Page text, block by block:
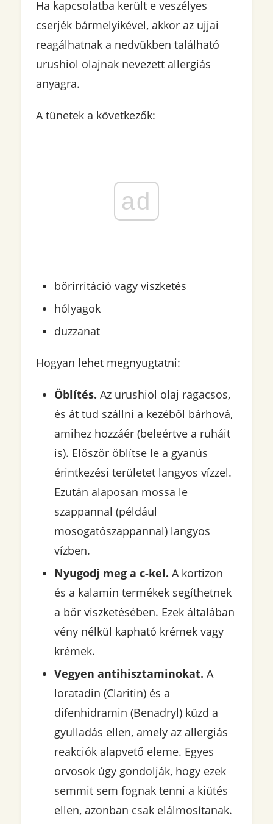
Ha kapcsolatba került e veszélyes
cserjék bármelyikével, akkor az ujjai
reagálhatnak a nedvükben található
urushiol olajnak nevezett allergiás
anyagra.
A tünetek a következők:
ad
bőrirritáció vagy viszketés
hólyagok
duzzanat
Hogyan lehet megnyugtatni:
Öblítés. Az urushiol olaj ragacsos,
és át tud szállni a kezéből bárhová,
amihez hozzáér (beleértve a ruháit
is). Először öblítse le a gyanús
érintkezési területet langyos vízzel.
Ezután alaposan mossa le
szappannal (például
mosogatószappannal) langyos
vízben.
Nyugodj meg a c-kel. A kortizon
és a kalamin termékek segíthetnek
a bőr viszketésében. Ezek általában
vény nélkül kapható krémek vagy
krémek.
Vegyen antihisztaminokat. A
loratadin (Claritin) és a
difenhidramin (Benadryl) küzd a
gyulladás ellen, amely az allergiás
reakciók alapvető eleme. Egyes
orvosok úgy gondolják, hogy ezek
semmit sem fognak tenni a kiütés
ellen, azonban csak elálmosítanak.